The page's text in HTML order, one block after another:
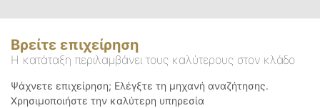
Βρείτε επιχείρηση
Η κατάταξη περιλαμβάνει τους καλύτερους στον κλάδο
Ψάχνετε επιχείρηση; Ελέγξτε τη μηχανή αναζήτησης.
Χρησιμοποιήστε την καλύτερη υπηρεσία